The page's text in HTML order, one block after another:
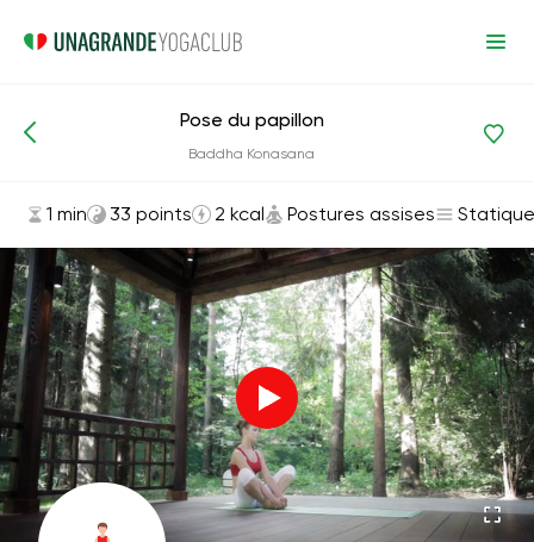
Asanas et exercices Postures assises
Pose du papillon
Baddha Konasana
1 min 33 points 2 kcal Postures assises Statique